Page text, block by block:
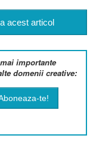
acest articol
importante
domenii creative: